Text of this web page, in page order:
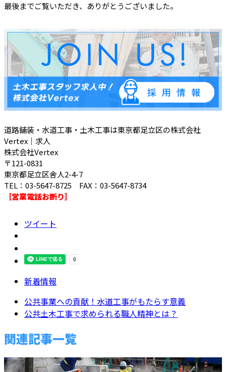
最後までご覧いただき、ありがとうございました。
道路舗装・水道工事・土木工事は東京都足立区の株式会社
Vertex｜求人
株式会社Vertex
〒121-0831
東京都足立区舎人2-4-7
TEL：03-5647-8725 FAX：03-5647-8734
［営業電話お断り］
ツイート
新着情報
公共事業への貢献！水道工事がもたらす意義
公共土木工事で求められる職人精神とは？
関連記事一覧